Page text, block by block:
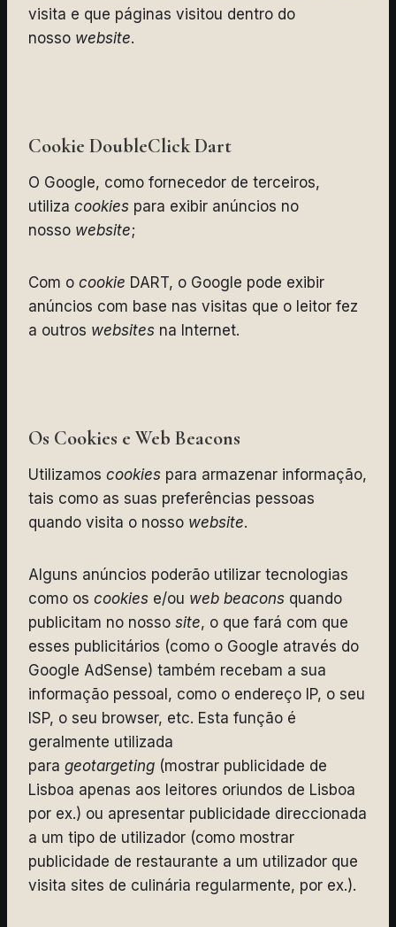
visita e que páginas visitou dentro do
nosso website.
Cookie DoubleClick Dart
O Google, como fornecedor de terceiros,
utiliza cookies para exibir anúncios no
nosso website;
Com o cookie DART, o Google pode exibir
anúncios com base nas visitas que o leitor fez
a outros websites na Internet.
Os Cookies e Web Beacons
Utilizamos cookies para armazenar informação,
tais como as suas preferências pessoas
quando visita o nosso website.
Alguns anúncios poderão utilizar tecnologias
como os cookies e/ou web beacons quando
publicitam no nosso site, o que fará com que
esses publicitários (como o Google através do
Google AdSense) também recebam a sua
informação pessoal, como o endereço IP, o seu
ISP, o seu browser, etc. Esta função é
geralmente utilizada
para geotargeting (mostrar publicidade de
Lisboa apenas aos leitores oriundos de Lisboa
por ex.) ou apresentar publicidade direccionada
a um tipo de utilizador (como mostrar
publicidade de restaurante a um utilizador que
visita sites de culinária regularmente, por ex.).